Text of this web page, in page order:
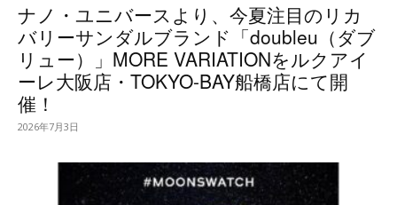
ナノ・ユニバースより、今夏注目のリカ
バリーサンダルブランド「doubleu（ダブ
リュー）」MORE VARIATIONをルクアイ
ーレ大阪店・TOKYO-BAY船橋店にて開
催！
2026年7月3日